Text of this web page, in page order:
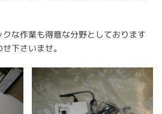
な作業も得意な分野としております
下さいませ。